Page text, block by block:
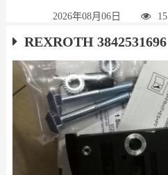
2026年08月06日 15
REXROTH 3842531696